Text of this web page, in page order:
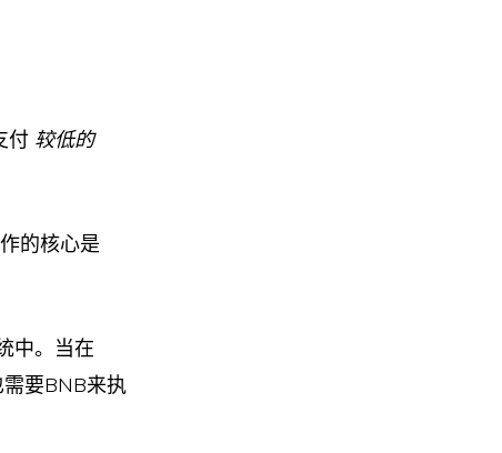
付 较低的
的核心是
中。当在
要BNB来执